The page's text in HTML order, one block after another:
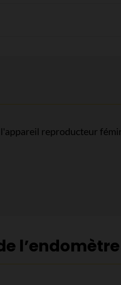
reproducteur
l’endomètre